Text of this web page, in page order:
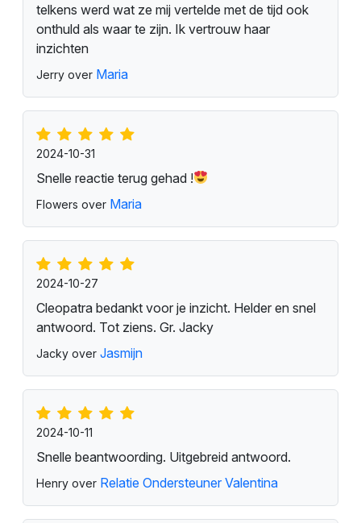
telkens werd wat ze mij vertelde met de tijd ook
onthuld als waar te zijn. Ik vertrouw haar
inzichten
Jerry over Maria
2024-10-31
Snelle reactie terug gehad !
Flowers over Maria
2024-10-27
Cleopatra bedankt voor je inzicht. Helder en snel
antwoord. Tot ziens. Gr. Jacky
Jacky over Jasmijn
2024-10-11
Snelle beantwoording. Uitgebreid antwoord.
Henry over Relatie Ondersteuner Valentina